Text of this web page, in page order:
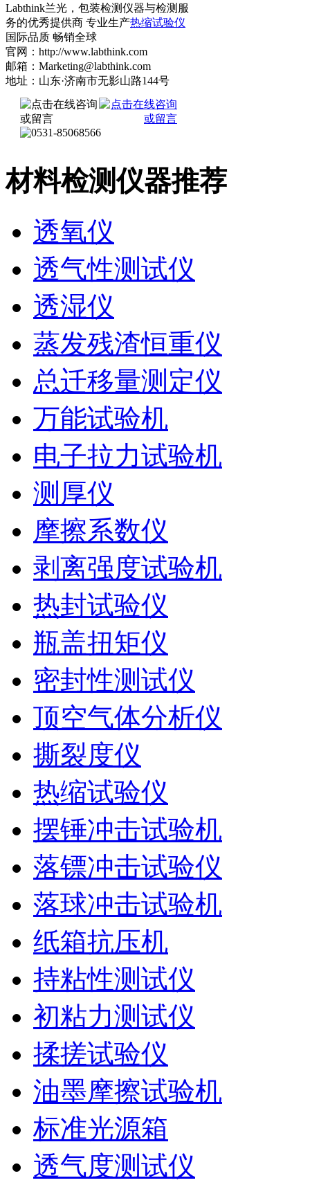
Labthink兰光，包装检测仪器与检测服
务的优秀提供商 专业生产热缩试验仪
国际品质 畅销全球
官网：http://www.labthink.com
邮箱：Marketing@labthink.com
地址：山东·济南市无影山路144号
材料检测仪器推荐
透氧仪
透气性测试仪
透湿仪
蒸发残渣恒重仪
总迁移量测定仪
万能试验机
电子拉力试验机
测厚仪
摩擦系数仪
剥离强度试验机
热封试验仪
瓶盖扭矩仪
密封性测试仪
顶空气体分析仪
撕裂度仪
热缩试验仪
摆锤冲击试验机
落镖冲击试验仪
落球冲击试验机
纸箱抗压机
持粘性测试仪
初粘力测试仪
揉搓试验仪
油墨摩擦试验机
标准光源箱
透气度测试仪